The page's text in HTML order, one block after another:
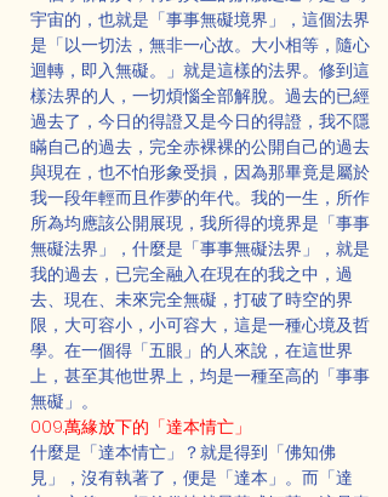
宇宙的，也就是「事事無礙境界」，這個法界
是「以一切法，無非一心故。大小相等，隨心
迴轉，即入無礙。」就是這樣的法界。修到這
樣法界的人，一切煩惱全部解脫。過去的已經
過去了，今日的得證又是今日的得證，我不隱
瞞自己的過去，完全赤裸裸的公開自己的過去
與現在，也不怕形象受損，因為那畢竟是屬於
我一段年輕而且作夢的年代。我的一生，所作
所為均應該公開展現，我所得的境界是「事事
無礙法界」，什麼是「事事無礙法界」，就是
我的過去，已完全融入在現在的我之中，過
去、現在、未來完全無礙，打破了時空的界
限，大可容小，小可容大，這是一種心境及哲
學。在一個得「五眼」的人來說，在這世界
上，甚至其他世界上，均是一種至高的「事事
無礙」。
009.萬緣放下的「達本情亡」
什麼是「達本情亡」？就是得到「佛知佛
見」，沒有執著了，便是「達本」。而「達